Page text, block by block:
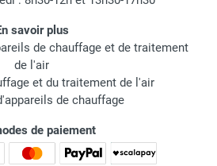
savoir plus
de chauffage et de traitement
de l'air
et du traitement de l'air
de chauffage
de paiement